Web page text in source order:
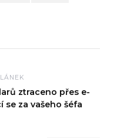
ztraceno přes e-
se za vašeho šéfa